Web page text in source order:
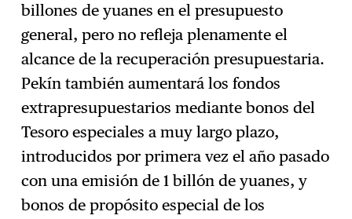
billones de yuanes en el presupuesto
general, pero no refleja plenamente el
alcance de la recuperación presupuestaria.
Pekín también aumentará los fondos
extrapresupuestarios mediante bonos del
Tesoro especiales a muy largo plazo,
introducidos por primera vez el año pasado
con una emisión de 1 billón de yuanes, y
bonos de propósito especial de los